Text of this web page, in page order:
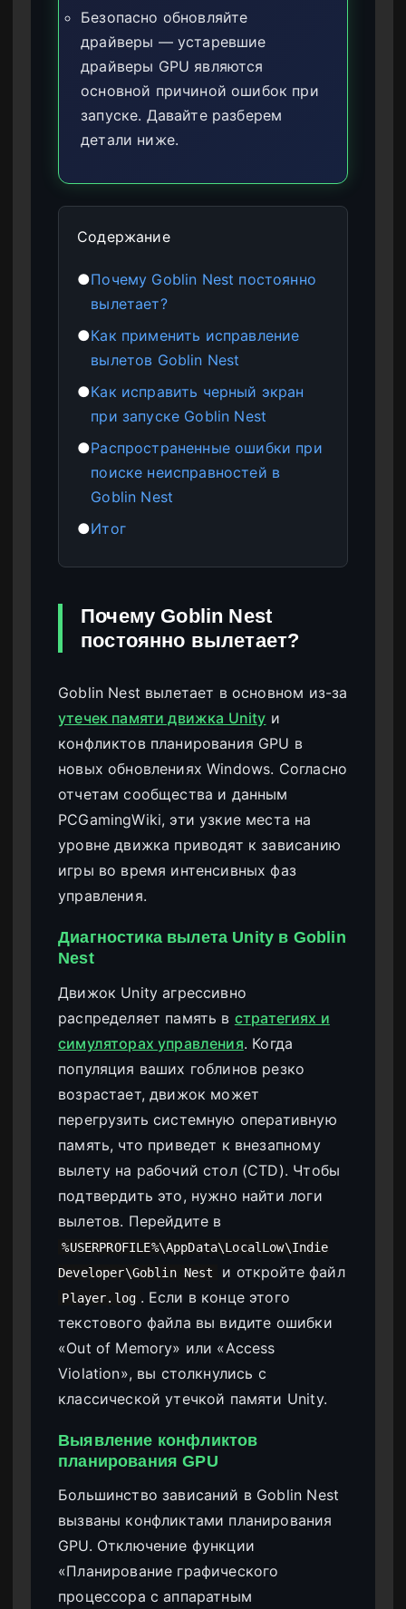
Безопасно обновляйте
драйверы — устаревшие
драйверы GPU являются
основной причиной ошибок при
запуске. Давайте разберем
детали ниже.
Содержание
●Почему Goblin Nest постоянно
вылетает?
●Как применить исправление
вылетов Goblin Nest
●Как исправить черный экран
при запуске Goblin Nest
●Распространенные ошибки при
поиске неисправностей в
Goblin Nest
●Итог
Почему Goblin Nest
постоянно вылетает?
Goblin Nest вылетает в основном из-за
утечек памяти движка Unity и
конфликтов планирования GPU в
новых обновлениях Windows. Согласно
отчетам сообщества и данным
PCGamingWiki, эти узкие места на
уровне движка приводят к зависанию
игры во время интенсивных фаз
управления.
Диагностика вылета Unity в Goblin
Nest
Движок Unity агрессивно
распределяет память в стратегиях и
симуляторах управления. Когда
популяция ваших гоблинов резко
возрастает, движок может
перегрузить системную оперативную
память, что приведет к внезапному
вылету на рабочий стол (CTD). Чтобы
подтвердить это, нужно найти логи
вылетов. Перейдите в
%USERPROFILE%\AppData\LocalLow\Indie
Developer\Goblin Nest
и откройте файл
Player.log . Если в конце этого
текстового файла вы видите ошибки
«Out of Memory» или «Access
Violation», вы столкнулись с
классической утечкой памяти Unity.
Выявление конфликтов
планирования GPU
Большинство зависаний в Goblin Nest
вызваны конфликтами планирования
GPU. Отключение функции
«Планирование графического
процессора с аппаратным